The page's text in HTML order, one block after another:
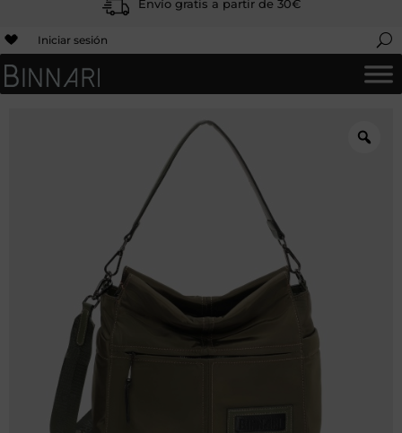
Envío gratis a partir de 30€
Iniciar sesión